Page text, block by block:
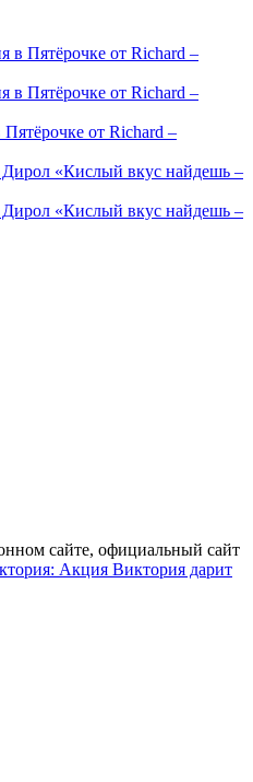
в Пятёрочке от Richard –
в Пятёрочке от Richard –
от Richard –
«Кислый вкус найдешь –
«Кислый вкус найдешь –
сайте, официальный сайт
Акция Виктория дарит